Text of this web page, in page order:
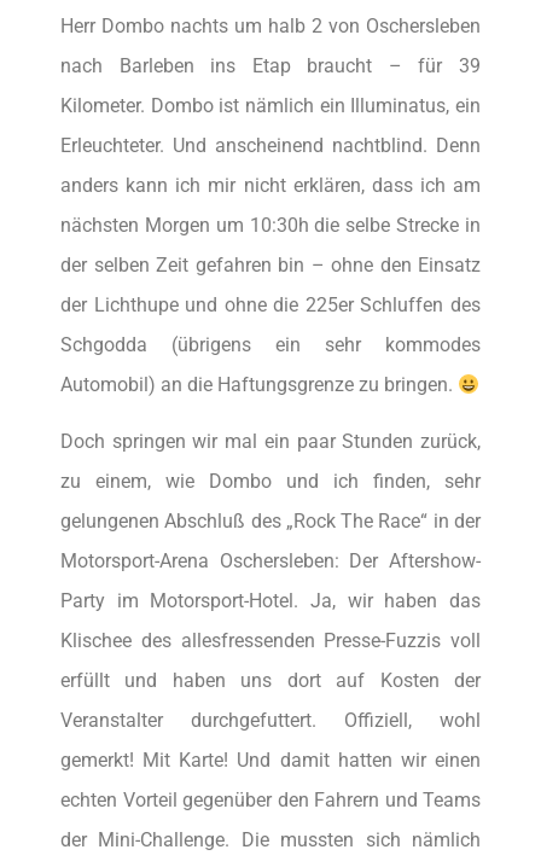
Herr Dombo nachts um halb 2 von Oschersleben
nach Barleben ins Etap braucht – für 39
Kilometer. Dombo ist nämlich ein Illuminatus, ein
Erleuchteter. Und anscheinend nachtblind. Denn
anders kann ich mir nicht erklären, dass ich am
nächsten Morgen um 10:30h die selbe Strecke in
der selben Zeit gefahren bin – ohne den Einsatz
der Lichthupe und ohne die 225er Schluffen des
Schgodda (übrigens ein sehr kommodes
Automobil) an die Haftungsgrenze zu bringen.
Doch springen wir mal ein paar Stunden zurück,
zu einem, wie Dombo und ich finden, sehr
gelungenen Abschluß des „Rock The Race“ in der
Motorsport-Arena Oschersleben: Der Aftershow-
Party im Motorsport-Hotel. Ja, wir haben das
Klischee des allesfressenden Presse-Fuzzis voll
erfüllt und haben uns dort auf Kosten der
Veranstalter durchgefuttert. Offiziell, wohl
gemerkt! Mit Karte! Und damit hatten wir einen
echten Vorteil gegenüber den Fahrern und Teams
der Mini-Challenge. Die mussten sich nämlich